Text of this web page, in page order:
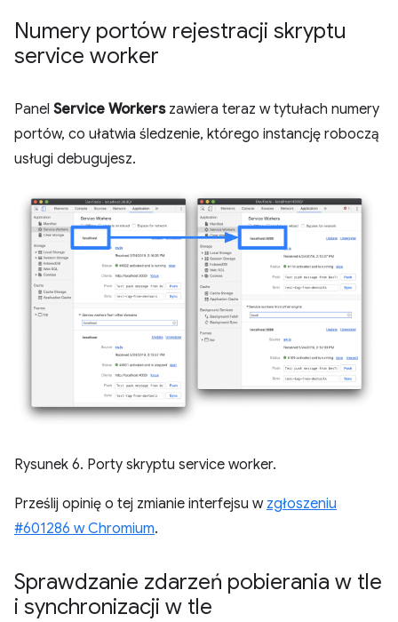
Numery portów rejestracji skryptu
service worker
Panel Service Workerszawiera teraz w tytułach numery
portów, co ułatwia śledzenie, którego instancję roboczą
usługi debugujesz.
Rysunek 6. Porty skryptu service worker.
Prześlij opinię o tej zmianie interfejsu w zgłoszeniu
#601286 w Chromium.
Sprawdzanie zdarzeń pobierania w tle
i synchronizacji w tle